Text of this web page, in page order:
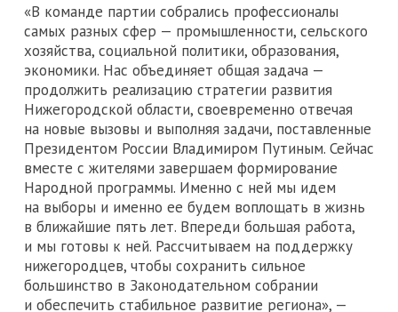
«В команде партии собрались профессионалы
самых разных сфер — промышленности, сельского
хозяйства, социальной политики, образования,
экономики. Нас объединяет общая задача —
продолжить реализацию стратегии развития
Нижегородской области, своевременно отвечая
на новые вызовы и выполняя задачи, поставленные
Президентом России Владимиром Путиным. Сейчас
вместе с жителями завершаем формирование
Народной программы. Именно с ней мы идем
на выборы и именно ее будем воплощать в жизнь
в ближайшие пять лет. Впереди большая работа,
и мы готовы к ней. Рассчитываем на поддержку
нижегородцев, чтобы сохранить сильное
большинство в Законодательном собрании
и обеспечить стабильное развитие региона», —